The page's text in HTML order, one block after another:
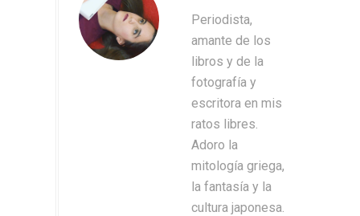
Periodista,
amante de los
libros y de la
fotografía y
escritora en mis
ratos libres.
Adoro la
mitología griega,
la fantasía y la
cultura japonesa.